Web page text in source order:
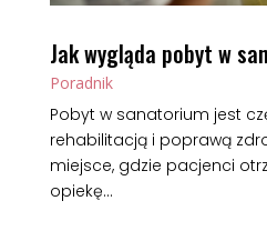
Jak wygląda pobyt w
Poradnik
Pobyt w sanatorium jest
rehabilitacją i poprawą
miejsce, gdzie pacjenci
opiekę...